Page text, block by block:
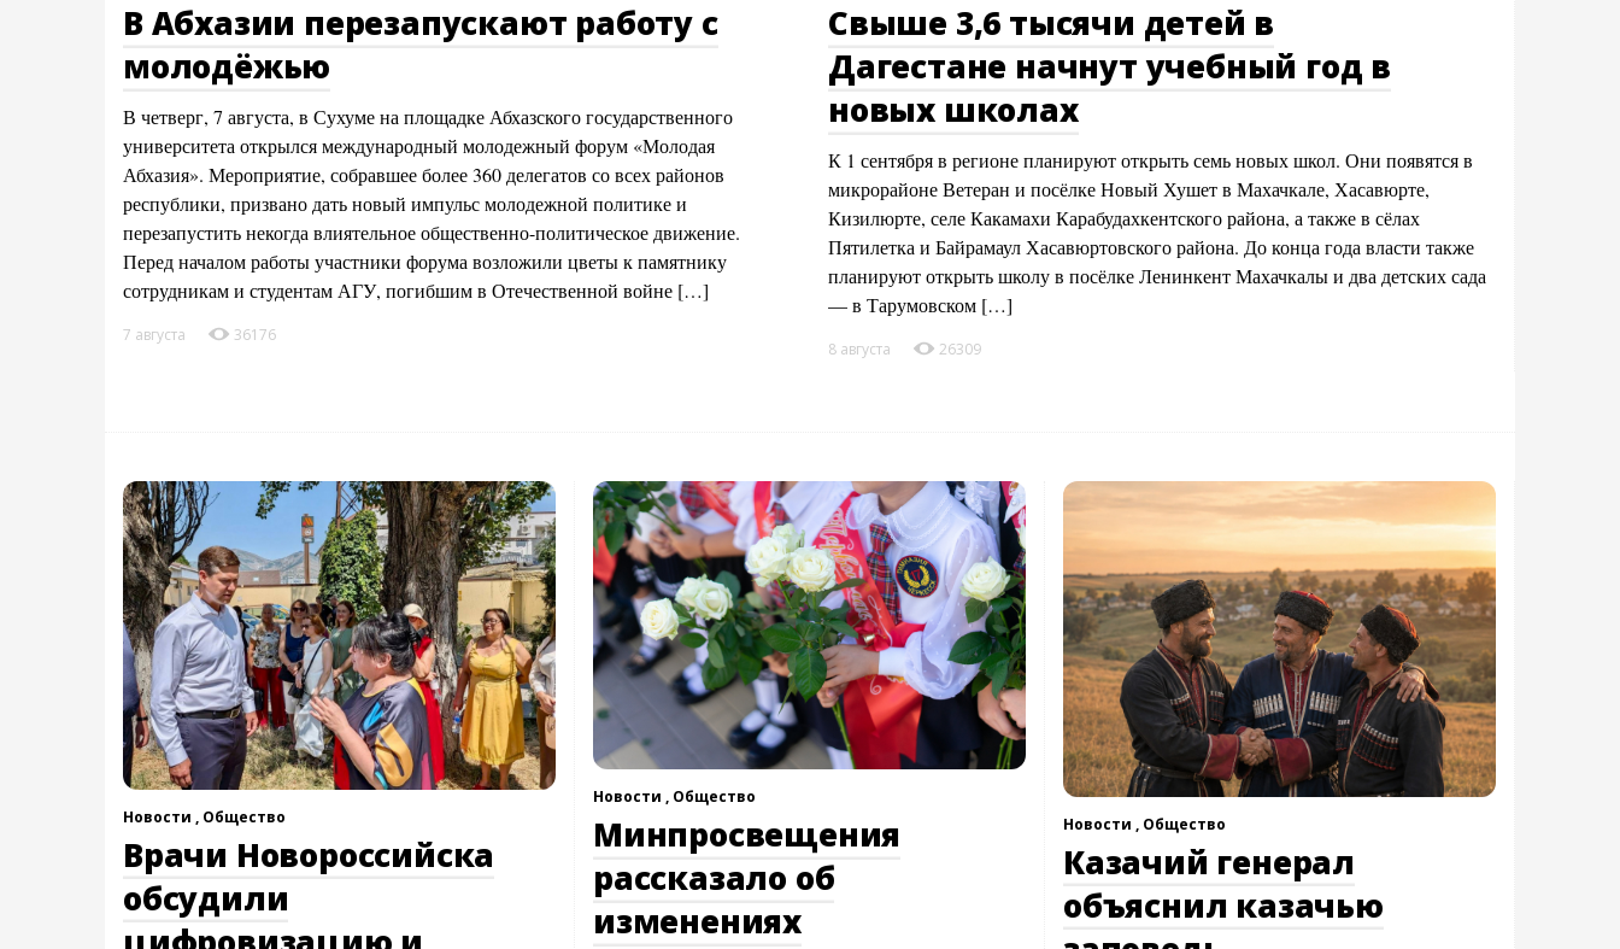
В Абхазии перезапускают работу с
молодёжью
В четверг, 7 августа, в Сухуме на площадке Абхазского государственного
университета открылся международный молодежный форум «Молодая
Абхазия». Мероприятие, собравшее более 360 делегатов со всех районов
республики, призвано дать новый импульс молодежной политике и
перезапустить некогда влиятельное общественно-политическое движение.
Перед началом работы участники форума возложили цветы к памятнику
сотрудникам и студентам АГУ, погибшим в Отечественной войне […]
7 августа 36176
Свыше 3,6 тысячи детей в
Дагестане начнут учебный год в
новых школах
К 1 сентября в регионе планируют открыть семь новых школ. Они появятся в
микрорайоне Ветеран и посёлке Новый Хушет в Махачкале, Хасавюрте,
Кизилюрте, селе Какамахи Карабудахкентского района, а также в сёлах
Пятилетка и Байрамаул Хасавюртовского района. До конца года власти также
планируют открыть школу в посёлке Ленинкент Махачкалы и два детских сада
— в Тарумовском […]
8 августа 26309
Новости , Общество
Врачи Новороссийска
обсудили
Новости , Общество
Минпросвещения
рассказало об
изменениях
Новости , Общество
Казачий генерал
объяснил казачью